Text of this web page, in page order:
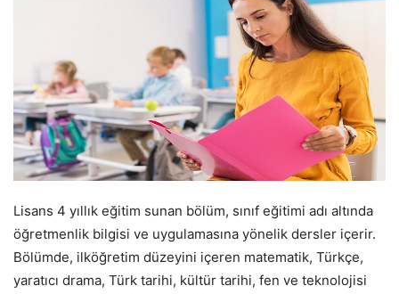
Lisans 4 yıllık eğitim sunan bölüm, sınıf eğitimi adı altında
öğretmenlik bilgisi ve uygulamasına yönelik dersler içerir.
Bölümde, ilköğretim düzeyini içeren matematik, Türkçe,
yaratıcı drama, Türk tarihi, kültür tarihi, fen ve teknolojisi